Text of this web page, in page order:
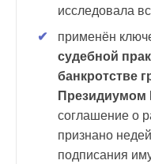
исследовала
применён
судебной
банкротстве
Президиумом
соглашение о
признано
подписания